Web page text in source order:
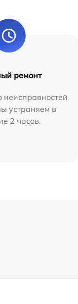
ремонт
неисправностей
устраняем в
2 часов.